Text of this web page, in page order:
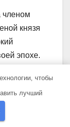
членом
князя
эпохе.
чтобы
лучший